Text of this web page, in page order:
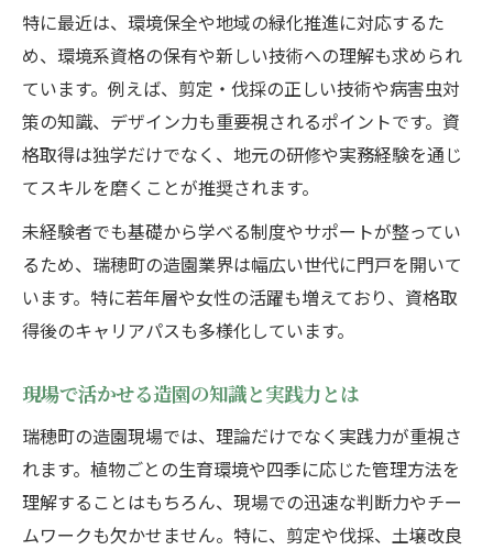
特に最近は、環境保全や地域の緑化推進に対応するた
め、環境系資格の保有や新しい技術への理解も求められ
ています。例えば、剪定・伐採の正しい技術や病害虫対
策の知識、デザイン力も重要視されるポイントです。資
格取得は独学だけでなく、地元の研修や実務経験を通じ
てスキルを磨くことが推奨されます。
未経験者でも基礎から学べる制度やサポートが整ってい
るため、瑞穂町の造園業界は幅広い世代に門戸を開いて
います。特に若年層や女性の活躍も増えており、資格取
得後のキャリアパスも多様化しています。
現場で活かせる造園の知識と実践力とは
瑞穂町の造園現場では、理論だけでなく実践力が重視さ
れます。植物ごとの生育環境や四季に応じた管理方法を
理解することはもちろん、現場での迅速な判断力やチー
ムワークも欠かせません。特に、剪定や伐採、土壌改良